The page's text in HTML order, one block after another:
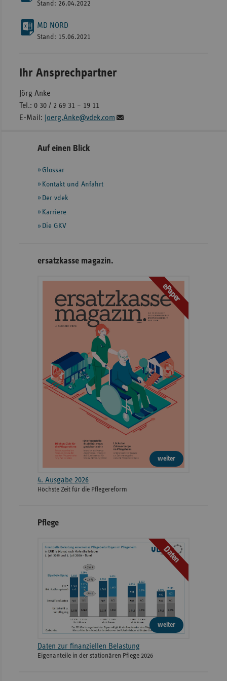
Stand: 26.04.2022
MD NORD
Stand: 15.06.2021
Ihr Ansprechpartner
Jörg Anke
Tel.: 0 30 / 2 69 31 – 19 11
E-Mail:
Joerg.Anke@vdek.com
Seitennavigation
Seitenleiste
weiteren
Informationen
Auf einen Blick
Glossar
Kontakt und Anfahrt
Der vdek
Karriere
Die GKV
ersatzkasse magazin.
ePaper
weiter
4. Ausgabe 2026
Höchste Zeit für die Pflegereform
Pflege
Daten
weiter
Daten zur finanziellen Belastung
Eigenanteile in der stationären Pflege 2026